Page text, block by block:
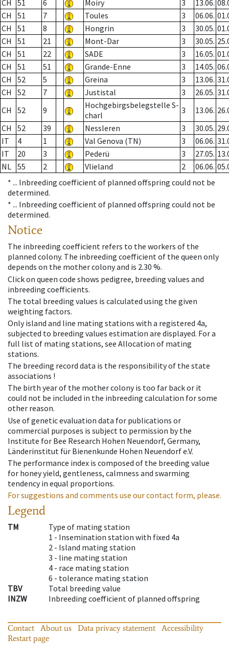
CH 51 6 Moiry 3 13.06.
CH
51 7 Toules 3 06.06.
CH
51 8 Hongrin 3 30.05.
CH
51 21 Mont-Dar 3 30.05.
CH
51 22 SADE 3 16.05.
CH
51 51 Grande-Enne 3 14.05.
CH
52 5 Greina 3 13.06.
CH
52 7 Justistal 3 26.05.
CH
52 9
Hochgebirgsbelegstelle S-
charl
3 13.06.
CH
52 39 Nessleren 3 30.05.
IT
4 1 Val Genova (TN) 3 06.06.
IT
20 3 Pederü 3 27.05.
NL 55 2 Vlieland 2 06.06.
* ... Inbreeding coefficient of planned offspring could not be
determined.
* ... Inbreeding coefficient of planned offspring could not be
determined.
Notice
The inbreeding coefficient refers to the workers of the
planned colony. The inbreeding coefficient of the queen only
depends on the mother colony and is 2.30 %.
Click on queen code shows pedigree, breeding values and
inbreeding coefficients.
The total breeding values is calculated using the given
weighting factors.
Only island and line mating stations with a registered 4a,
subjected to breeding values estimation are displayed. For a
full list of mating stations, see Allocation of mating
stations.
The breeding record data is the responsibility of the state
associations !
The birth year of the mother colony is too far back or it
could not be included in the inbreeding calculation for some
other reason.
Use of genetic evaluation data for publications or
commercial purposes is subject to permission by the
Institute for Bee Research Hohen Neuendorf, Germany,
Länderinstitut für Bienenkunde Hohen Neuendorf e.V.
The performance index is composed of the breeding value
for honey yield, gentleness, calmness and swarming
tendency in equal proportions.
For suggestions and comments use our contact form, please.
Legend
TM
Type of mating station
1 - Insemination station with fixed 4a
2 - Island mating station
3 - line mating station
4 - race mating station
6 - tolerance mating station
TBV
Total breeding value
INZW
Inbreeding coefficient of planned offspring
Contact About us Data privacy statement
Accessibility
Restart page